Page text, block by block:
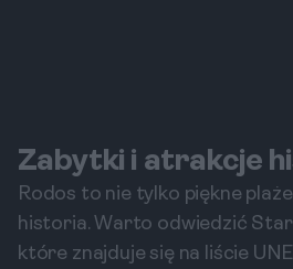
Zabytki i atrakcje
Rodos to nie tylko piękne
historia. Warto odwiedzić
które znajduje się na liście